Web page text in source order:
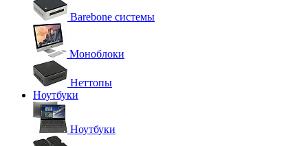
Barebone системы
Моноблоки
Неттопы
Ноутбуки
Ноутбуки